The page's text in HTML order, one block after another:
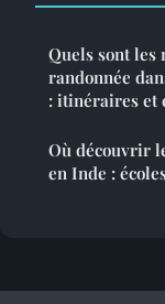
Quels sont les
randonnée
: itinéraires et
Où découvrir
en Inde :